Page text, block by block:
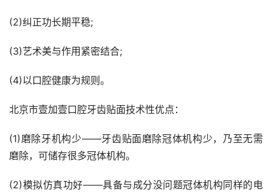
(2)纠正功长期平稳;
(3)艺术美与作用紧密结合;
(4)以口腔健康为规则。
北京市壹加壹口腔牙齿贴面技术性优点：
(1)磨除牙机构少——牙齿贴面磨除冠体机构少，乃至无需
磨除，可储存很多冠体机构。
(2)模拟仿真功好——具备与成分没问题冠体机构同样的电